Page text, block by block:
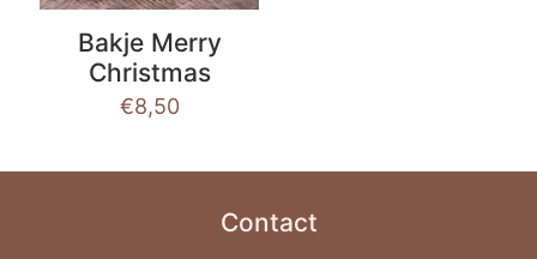
Bakje Merry
Christmas
€8,50
Contact